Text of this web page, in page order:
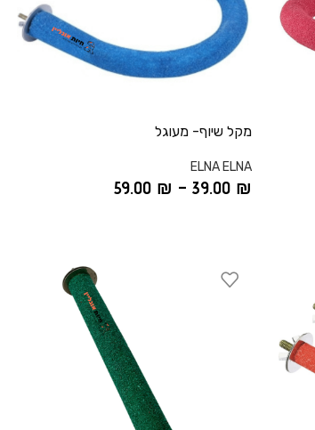
מקל שיוף- מעוגל
ELNA ELNA
39.00 ₪
–
59.00 ₪